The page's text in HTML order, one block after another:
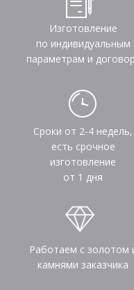
Изготовление
по индивидуальным
параметрам и
Сроки от 2-4 недель,
есть срочное
изготовление
от 1 дня
Работаем с золотом
камнями заказчика